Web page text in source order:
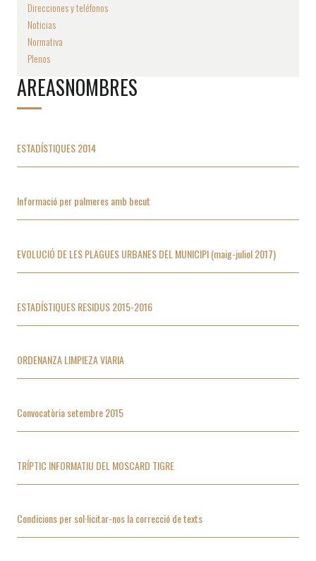
Direcciones y teléfonos
Noticias
Normativa
Plenos
AREASNOMBRES
ESTADÍSTIQUES 2014
Informació per palmeres amb becut
EVOLUCIÓ DE LES PLAGUES URBANES DEL MUNICIPI (maig-juliol 2017)
ESTADÍSTIQUES RESIDUS 2015-2016
ORDENANZA LIMPIEZA VIARIA
Convocatòria setembre 2015
TRÍPTIC INFORMATIU DEL MOSCARD TIGRE
Condicions per sol·licitar-nos la correcció de texts